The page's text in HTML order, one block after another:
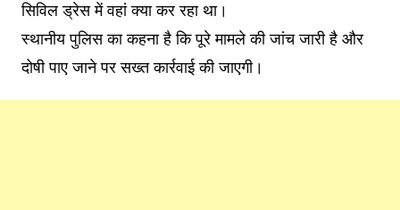
सिविल ड्रेस में वहां क्या कर रहा था।
स्थानीय पुलिस का कहना है कि पूरे मामले की जांच जारी है और
दोषी पाए जाने पर सख्त कार्रवाई की जाएगी।